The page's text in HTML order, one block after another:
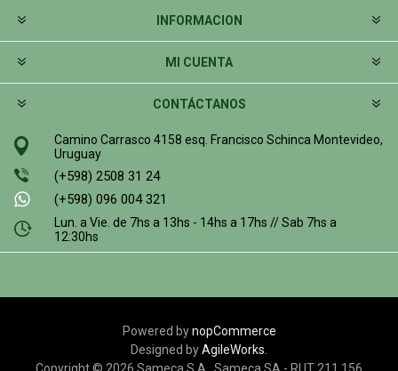
INFORMACION
MI CUENTA
CONTÁCTANOS
Camino Carrasco 4158 esq. Francisco Schinca Montevideo,
Uruguay
(+598) 2508 31 24
(+598) 096 004 321
Lun. a Vie. de 7hs a 13hs - 14hs a 17hs // Sab 7hs a
12:30hs
Powered bynopCommerce
Designed byAgileWorks.
Copyright © 2026 Sameca S.A.. Sameca SA - RUT 211 156